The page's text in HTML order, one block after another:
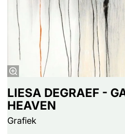
LIESA DEGRAEF -
HEAVEN
Grafiek